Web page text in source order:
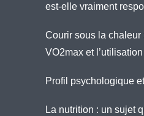
est-elle vraiment
Courir sous la chaleur
VO2max et
Profil psychologique
La nutrition : un sujet